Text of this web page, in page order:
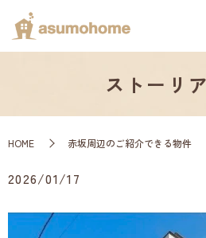
ストーリ
HOME 赤坂周辺のご紹介できる物件
2026/01/17